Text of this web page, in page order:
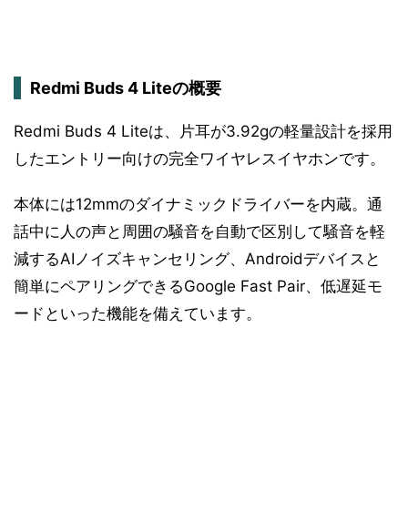
Redmi Buds 4 Liteの概要
Redmi Buds 4 Liteは、片耳が3.92gの軽量設計を採用
したエントリー向けの完全ワイヤレスイヤホンです。
本体には12mmのダイナミックドライバーを内蔵。通
話中に人の声と周囲の騒音を自動で区別して騒音を軽
減するAIノイズキャンセリング、Androidデバイスと
簡単にペアリングできるGoogle Fast Pair、低遅延モ
ードといった機能を備えています。